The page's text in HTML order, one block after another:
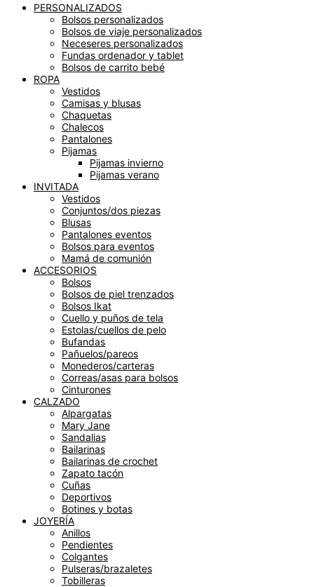
PERSONALIZADOS
Bolsos personalizados
Bolsos de viaje personalizados
Neceseres personalizados
Fundas ordenador y tablet
Bolsos de carrito bebé
ROPA
Vestidos
Camisas y blusas
Chaquetas
Chalecos
Pantalones
Pijamas
Pijamas invierno
Pijamas verano
INVITADA
Vestidos
Conjuntos/dos piezas
Blusas
Pantalones eventos
Bolsos para eventos
Mamá de comunión
ACCESORIOS
Bolsos
Bolsos de piel trenzados
Bolsos Ikat
Cuello y puños de tela
Estolas/cuellos de pelo
Bufandas
Pañuelos/pareos
Monederos/carteras
Correas/asas para bolsos
Cinturones
CALZADO
Alpargatas
Mary Jane
Sandalias
Bailarinas
Bailarinas de crochet
Zapato tacón
Cuñas
Deportivos
Botines y botas
JOYERÍA
Anillos
Pendientes
Colgantes
Pulseras/brazaletes
Tobilleras